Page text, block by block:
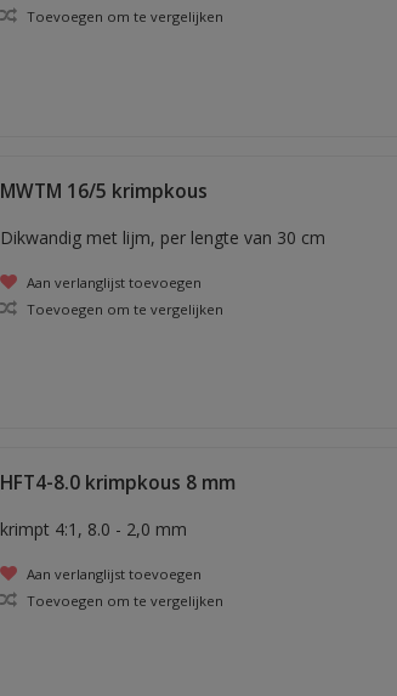
Toevoegen om te vergelijken
MWTM 16/5 krimpkous
Dikwandig met lijm, per lengte van 30 cm
Aan verlanglijst toevoegen
Toevoegen om te vergelijken
HFT4-8.0 krimpkous 8 mm
krimpt 4:1, 8.0 - 2,0 mm
Aan verlanglijst toevoegen
Toevoegen om te vergelijken